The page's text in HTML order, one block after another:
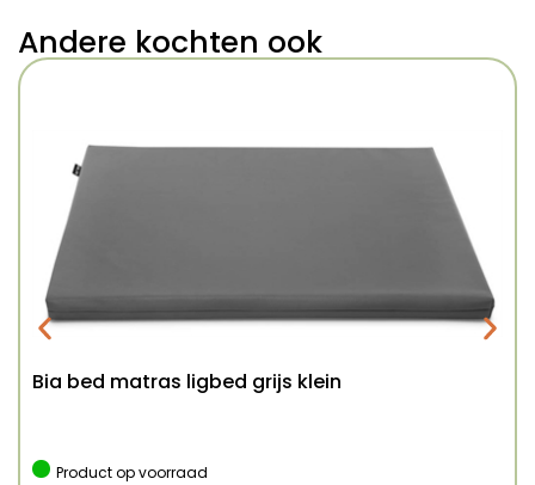
Andere kochten ook
Bia bed matras ligbed grijs klein
Product op voorraad